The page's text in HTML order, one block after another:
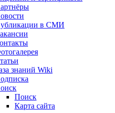
в СМИ
знаний Wiki
Поиск
Карта сайта